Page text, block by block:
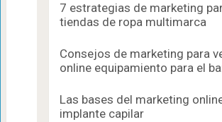
7 estrategias de marketing
tiendas de ropa multimarca
Consejos de marketing para
online equipamiento para el
Las bases del marketing
implante capilar